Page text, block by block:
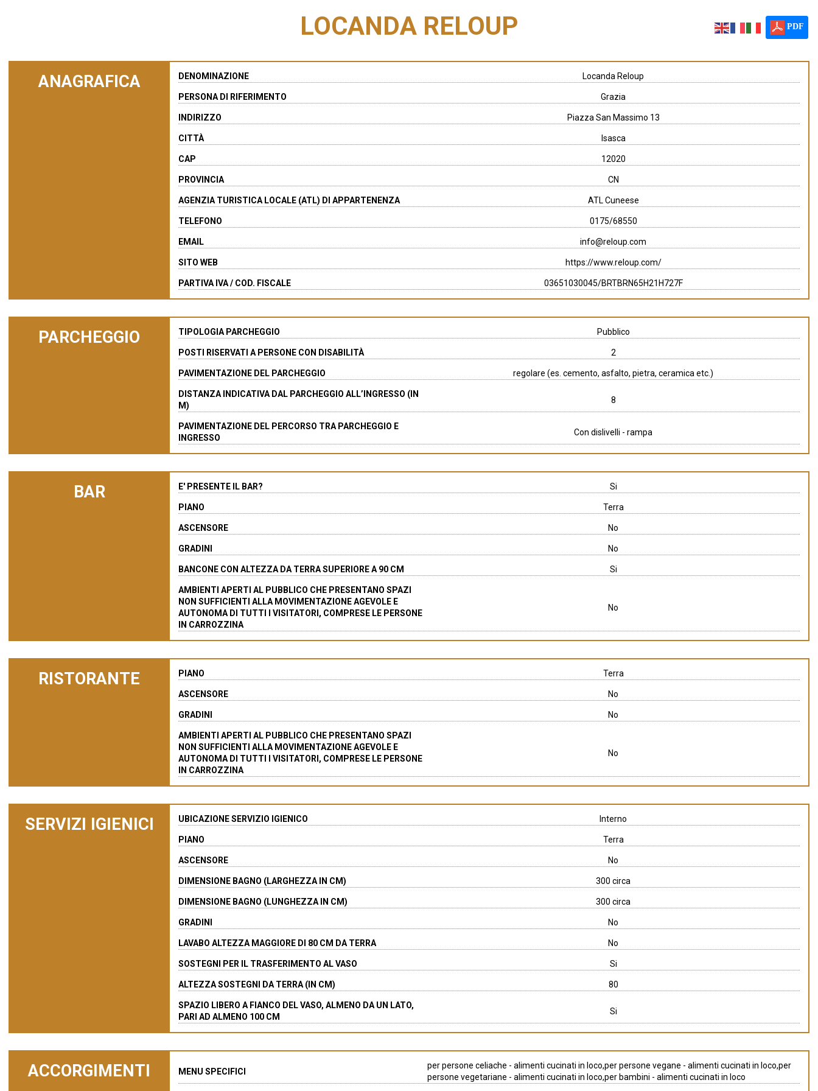
PDF
LOCANDA RELOUP
ANAGRAFICA DENOMINAZIONE Locanda Reloup
PERSONA DI RIFERIMENTO Grazia
INDIRIZZO Piazza San Massimo 13
CITTÀ Isasca
CAP 12020
PROVINCIA CN
AGENZIA TURISTICA LOCALE (ATL) DI APPARTENENZA ATL Cuneese
TELEFONO 0175/68550
EMAIL info@reloup.com
SITO WEB https://www.reloup.com/
PARTIVA IVA / COD. FISCALE 03651030045/BRTBRN65H21H727F
PARCHEGGIO TIPOLOGIA PARCHEGGIO Pubblico
POSTI RISERVATI A PERSONE CON DISABILITÀ 2
PAVIMENTAZIONE DEL PARCHEGGIO regolare (es. cemento, asfalto, pietra, ceramica etc.)
DISTANZA INDICATIVA DAL PARCHEGGIO ALL’INGRESSO (IN
M)
8
PAVIMENTAZIONE DEL PERCORSO TRA PARCHEGGIO E
INGRESSO
Con dislivelli - rampa
BAR E' PRESENTE IL BAR? Si
PIANO Terra
ASCENSORE No
GRADINI No
BANCONE CON ALTEZZA DA TERRA SUPERIORE A 90 CM Si
AMBIENTI APERTI AL PUBBLICO CHE PRESENTANO SPAZI
NON SUFFICIENTI ALLA MOVIMENTAZIONE AGEVOLE E
AUTONOMA DI TUTTI I VISITATORI, COMPRESE LE PERSONE
IN CARROZZINA
No
RISTORANTE PIANO Terra
ASCENSORE No
GRADINI No
AMBIENTI APERTI AL PUBBLICO CHE PRESENTANO SPAZI
NON SUFFICIENTI ALLA MOVIMENTAZIONE AGEVOLE E
AUTONOMA DI TUTTI I VISITATORI, COMPRESE LE PERSONE
IN CARROZZINA
No
SERVIZI IGIENICI UBICAZIONE SERVIZIO IGIENICO Interno
PIANO Terra
ASCENSORE No
DIMENSIONE BAGNO (LARGHEZZA IN CM) 300 circa
DIMENSIONE BAGNO (LUNGHEZZA IN CM) 300 circa
GRADINI No
LAVABO ALTEZZA MAGGIORE DI 80 CM DA TERRA No
SOSTEGNI PER IL TRASFERIMENTO AL VASO Si
ALTEZZA SOSTEGNI DA TERRA (IN CM) 80
SPAZIO LIBERO A FIANCO DEL VASO, ALMENO DA UN LATO,
PARI AD ALMENO 100 CM
Si
ACCORGIMENTI MENU SPECIFICI
per persone celiache - alimenti cucinati in loco,per persone vegane - alimenti cucinati in loco,per
persone vegetariane - alimenti cucinati in loco,per bambini - alimenti cucinati in loco